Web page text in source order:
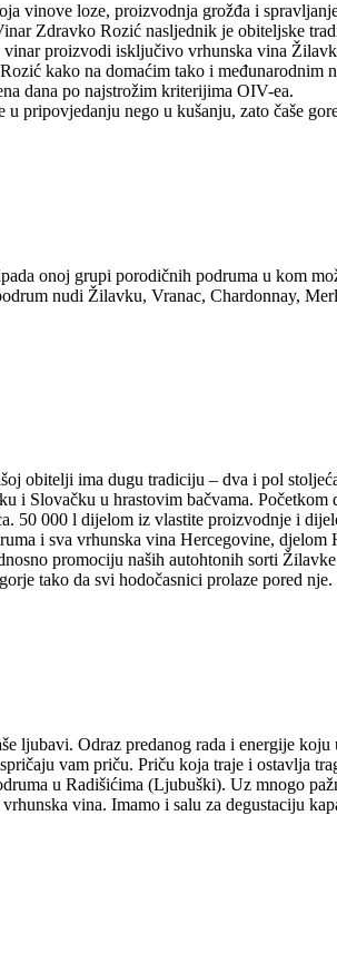
vinove loze, proizvodnja grožđa i
Zdravko Rozić nasljednik je obiteljske
proizvodi isključivo vrhunska vina
kako na domaćim tako i međunarodnim
dana po najstrožim kriterijima OIV-ea.
u pripovjedanju nego u kušanju, zato čaše
onoj grupi porodičnih podruma u kom
nudi Žilavku, Vranac, Chardonnay,
obitelji ima dugu tradiciju – dva i pol
i Slovačku u hrastovim bačvama.
50 000 l dijelom iz vlastite proizvodnje i
i sva vrhunska vina Hercegovine,
promociju naših autohtonih sorti
tako da svi hodočasnici prolaze pored nje.
ljubavi. Odraz predanog rada i energije
vam priču. Priču koja traje i ostavlja
u Radišićima (Ljubuški). Uz mnogo
vina. Imamo i salu za degustaciju